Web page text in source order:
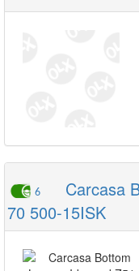
6
Carcasa
70 500-15ISK